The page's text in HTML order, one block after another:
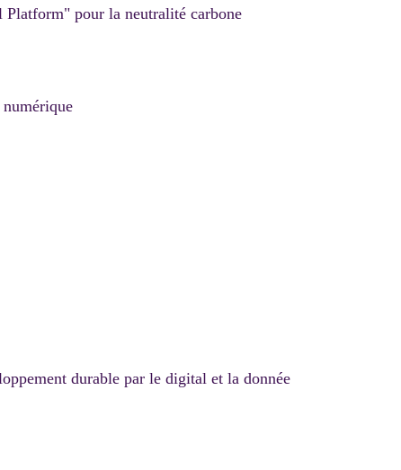
pour la neutralité carbone
durable par le digital et la donnée